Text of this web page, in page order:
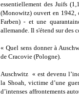
essentiellement des Juifs
(Monowitz) ouvert en 1942,
Farben) - et une
allemande. Il s'étend sur des
« Quel sens donner à
de Cracovie (Pologne).
Auschwitz « est devenu
la Shoah, victime d’une
d’intenses affrontements